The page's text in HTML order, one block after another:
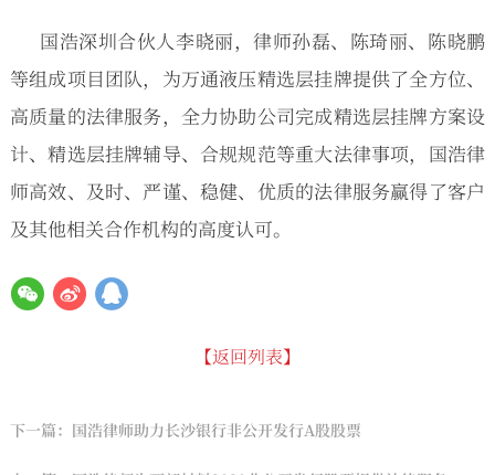
国浩深圳合伙人李晓丽，律师孙磊、陈琦丽、陈晓鹏
等组成项目团队，为万通液压精选层挂牌提供了全方位、
高质量的法律服务，全力协助公司完成精选层挂牌方案设
计、精选层挂牌辅导、合规规范等重大法律事项，国浩律
师高效、及时、严谨、稳健、优质的法律服务赢得了客户
及其他相关合作机构的高度认可。
【返回列表】
下一篇：国浩律师助力长沙银行非公开发行A股股票